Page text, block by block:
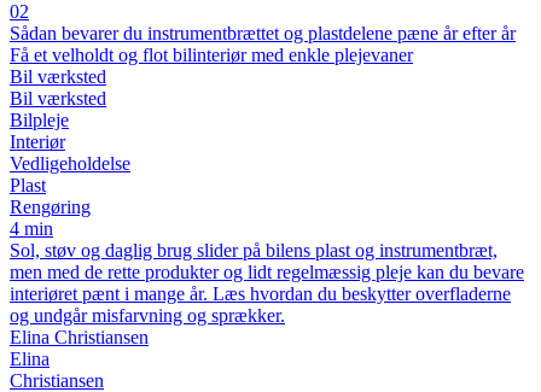
02
Sådan bevarer du instrumentbrættet og plastdelene pæne år efter år
Få et velholdt og flot bilinteriør med enkle plejevaner
Bil værksted
Bil værksted
Bilpleje
Interiør
Vedligeholdelse
Plast
Rengøring
4 min
Sol, støv og daglig brug slider på bilens plast og instrumentbræt,
men med de rette produkter og lidt regelmæssig pleje kan du bevare
interiøret pænt i mange år. Læs hvordan du beskytter overfladerne
og undgår misfarvning og sprækker.
Elina Christiansen
Elina
Christiansen